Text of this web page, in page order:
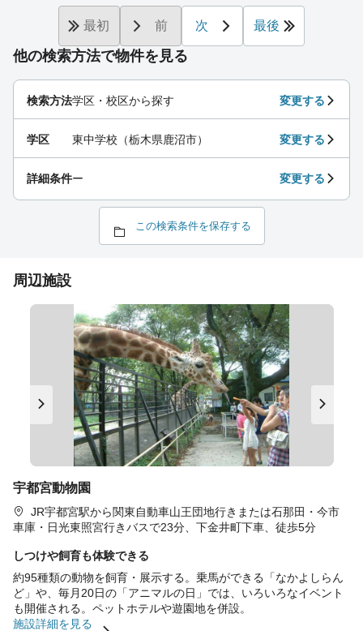
他の検索方法で物件を見る
検索方法学区・校区から探す 変更する
学区 東中学校（栃木県鹿沼市） 変更する
詳細条件ー 変更する
この検索条件を保存する
最初 前 次 最後
周辺施設
宇都宮動物園
JR宇都宮駅から関東自動車山王団地行きまたは石那田・今市
車庫・日光東照宮行きバスで23分、下金井町下車、徒歩5分
しつけや飼育も体験できる
約95種類の動物を飼育・展示する。乗馬ができる「なかよしらん
ど」や、毎月20日の「アニマルの日」では、いろいろなイベント
も開催される。ペットホテルや遊園地を併設。
施設詳細を見る